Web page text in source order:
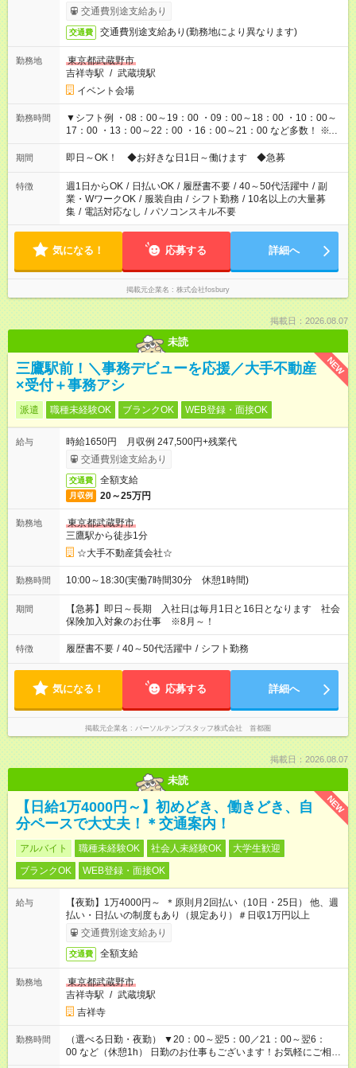
異なります
交通費別途支給あり
交通費 交通費別途支給あり(勤務地により異なります)
勤務地
東京都武蔵野市
吉祥寺駅 / 武蔵境駅
イベント会場
勤務時間
▼シフト例 ・08：00～19：00 ・09：00～18：00 ・10：00～
17：00 ・13：00～22：00 ・16：00～21：00 など多数！ ※お
仕事により勤務時間が異なります
期間 即日～OK！ ◆お好きな日1日～働けます ◆急募
特徴 週1日からOK / 日払いOK / 履歴書不要 / 40～50代活躍中 / 副
業・WワークOK / 服装自由 / シフト勤務 / 10名以上の大量募
集 / 電話対応なし / パソコンスキル不要
気になる！ 応募する 詳細へ
掲載元企業名 株式会社fosbury
掲載日：2026.08.07
未読
NEW
三鷹駅前！＼事務デビューを応援／大手不動産
×受付＋事務アシ
派遣 職種未経験OK ブランクOK WEB登録・面接OK
給与
時給1650円 月収例 247,500円+残業代
交通費別途支給あり
交通費 全額支給
月収例 20～25万円
勤務地
東京都武蔵野市
三鷹駅から徒歩1分
☆大手不動産賃会社☆
勤務時間 10:00～18:30(実働7時間30分 休憩1時間)
期間
【急募】即日～長期 入社日は毎月1日と16日となります 社会
保険加入対象のお仕事 ※8月～！
特徴 履歴書不要 / 40～50代活躍中 / シフト勤務
気になる！ 応募する 詳細へ
掲載元企業名 パーソルテンプスタッフ株式会社 首都圏
掲載日：2026.08.07
未読
NEW
【日給1万4000円～】初めどき、働きどき、自
分ペースで大丈夫！＊交通案内！
アルバイト 職種未経験OK 社会人未経験OK
大学生歓迎
ブランクOK
WEB登録・面接OK
給与
【夜勤】1万4000円～ ＊原則月2回払い（10日・25日） 他、週
払い・日払いの制度もあり（規定あり）＃日収1万円以上
交通費別途支給あり
交通費 全額支給
勤務地
東京都武蔵野市
吉祥寺駅 / 武蔵境駅
吉祥寺
勤務時間
（選べる日勤・夜勤） ▼20：00～翌5：00／21：00～翌6：
00 など（休憩1h） 日勤のお仕事もございます！お気軽にご相談
ください！